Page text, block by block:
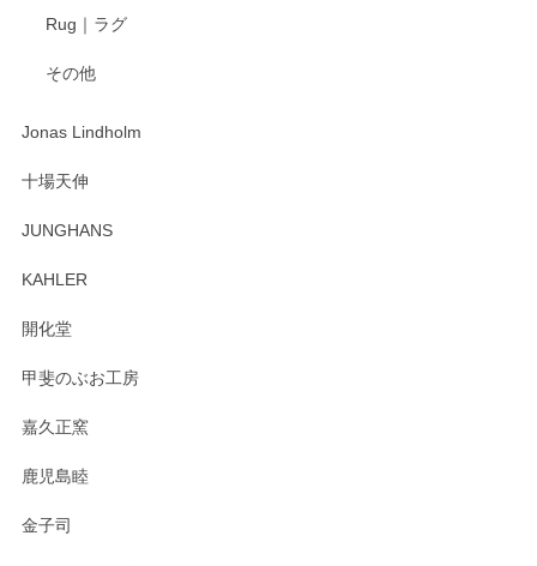
Rug｜ラグ
その他
Jonas Lindholm
十場天伸
JUNGHANS
KAHLER
開化堂
甲斐のぶお工房
嘉久正窯
鹿児島睦
金子司